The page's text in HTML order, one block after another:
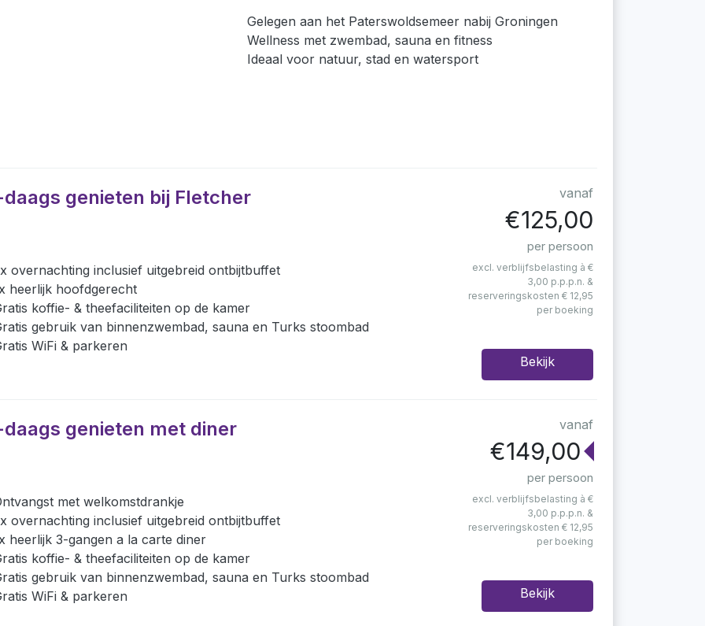
Gelegen aan het Paterswoldsemeer nabij Groningen
Wellness met zwembad, sauna en fitness
Ideaal voor natuur, stad en watersport
genieten bij Fletcher vanaf
€125,00
per persoon
overnachting inclusief uitgebreid ontbijtbuffet
heerlijk hoofdgerecht
koffie- & theefaciliteiten op de kamer
gebruik van binnenzwembad, sauna en Turks stoombad
WiFi & parkeren
excl. verblijfsbelasting à €
3,00 p.p.p.n. &
reserveringskosten € 12,95
per boeking
Bekijk
genieten met diner vanaf
€149,00
per persoon
met welkomstdrankje
overnachting inclusief uitgebreid ontbijtbuffet
heerlijk 3-gangen a la carte diner
koffie- & theefaciliteiten op de kamer
gebruik van binnenzwembad, sauna en Turks stoombad
WiFi & parkeren
excl. verblijfsbelasting à €
3,00 p.p.p.n. &
reserveringskosten € 12,95
per boeking
Bekijk